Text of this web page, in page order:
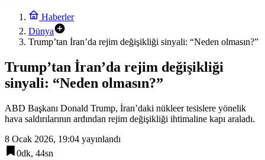
Haberler
Dünya
Trump’tan İran’da rejim değişikliği sinyali: “Neden olmasın?”
Trump’tan İran’da rejim değişikliği
sinyali: “Neden olmasın?”
ABD Başkanı Donald Trump, İran’daki nükleer tesislere yönelik
hava saldırılarının ardından rejim değişikliği ihtimaline kapı araladı.
8 Ocak 2026, 19:04 yayınlandı
0dk, 44sn